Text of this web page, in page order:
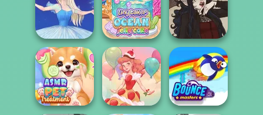
Firebender Zuko
ASMR Girl:
Livestream
Mukbang
Forest Fae
Ice Ballerina
Tiny Baker Ocean
Jelly Cake
Gothic Heroine